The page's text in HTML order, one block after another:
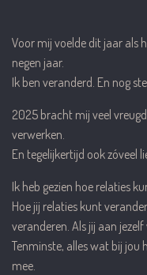
Voor mij voelde dit jaar als
negen jaar.
Ik ben veranderd. En nog
2025 bracht mij veel
verwerken.
En tegelijkertijd ook zóveel
Ik heb gezien hoe relaties
Hoe jij relaties kunt
veranderen. Als jij aan
Tenminste, alles wat bij jou
mee.